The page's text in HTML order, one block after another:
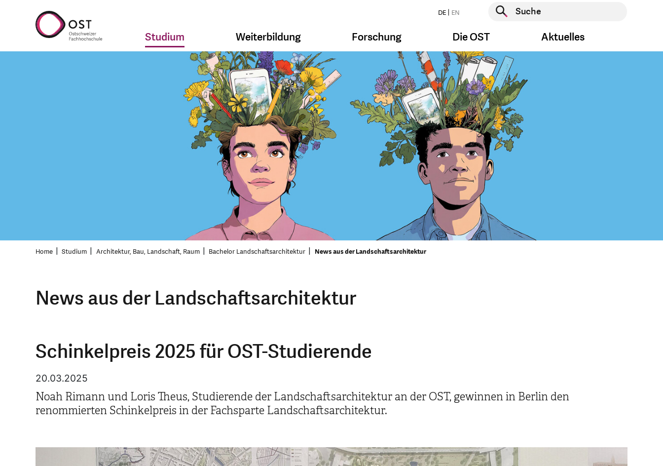
DE EN
Suche starten
Studium Weiterbildung Forschung Die OST Aktuelles
Home Studium Architektur, Bau, Landschaft, Raum Bachelor Landschaftsarchitektur News aus der Landschaftsarchitektur
News aus der Landschaftsarchitektur
Schinkelpreis 2025 für OST-Studierende
20.03.2025
Noah Rimann und Loris Theus, Studierende der Landschaftsarchitektur an der OST, gewinnen in Berlin den
renommierten Schinkelpreis in der Fachsparte Landschaftsarchitektur.